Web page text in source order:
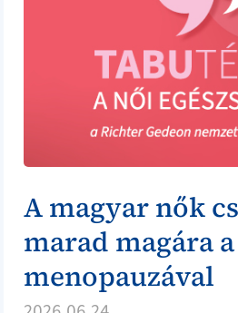
A magyar nők
marad magára a
menopauzával